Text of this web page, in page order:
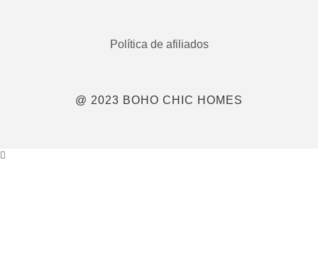
Política de afiliados
@ 2023 BOHO CHIC HOMES